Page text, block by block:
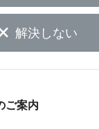
解決しない
ご案内